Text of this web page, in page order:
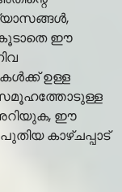
കൂടാതെ ഈ
ഉള്ള
സമൂഹത്തോടുള്ള
ഈ
കാഴ്ചപ്പാട്